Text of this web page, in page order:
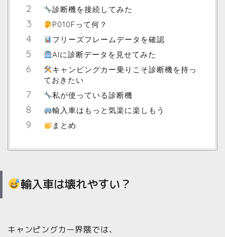
診断機を接続してみた
P010Fって何？
フリーズフレームデータを確認
AIに診断データを見せてみた
キャンピングカー乗りこそ診断機を持っ
ておきたい
私が使っている診断機
輸入車はもっと気楽に楽しもう
まとめ
輸入車は壊れやすい？
キャンピングカー界隈では、